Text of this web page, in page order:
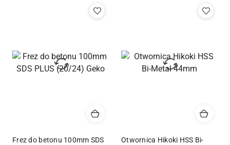
Frez do betonu 100mm SDS
Otwornica Hikoki HSS Bi-